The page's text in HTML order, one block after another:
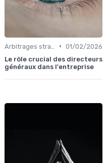
• 01/02/2026
Le rôle crucial des directeurs
généraux dans l'entreprise